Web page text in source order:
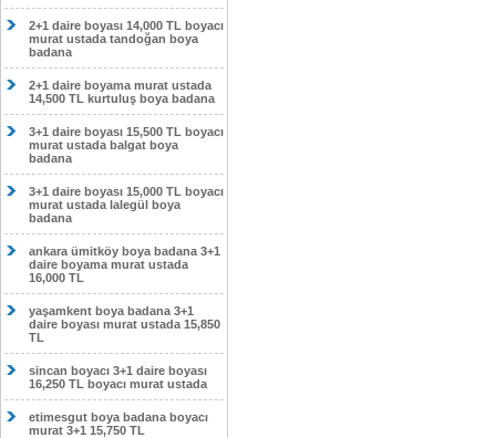
2+1 daire boyası 14,000 TL boyacı
murat ustada tandoğan boya
badana
2+1 daire boyama murat ustada
14,500 TL kurtuluş boya badana
3+1 daire boyası 15,500 TL boyacı
murat ustada balgat boya
badana
3+1 daire boyası 15,000 TL boyacı
murat ustada lalegül boya
badana
ankara ümitköy boya badana 3+1
daire boyama murat ustada
16,000 TL
yaşamkent boya badana 3+1
daire boyası murat ustada 15,850
TL
sincan boyacı 3+1 daire boyası
16,250 TL boyacı murat ustada
etimesgut boya badana boyacı
murat 3+1 15,750 TL